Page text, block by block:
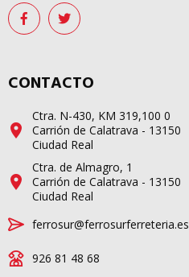
CONTACTO
Ctra. N-430, KM 319,100 0
Carrión de Calatrava - 13150
Ciudad Real
Ctra. de Almagro, 1
Carrión de Calatrava - 13150
Ciudad Real
ferrosur@ferrosurferreteria.es
926 81 48 68